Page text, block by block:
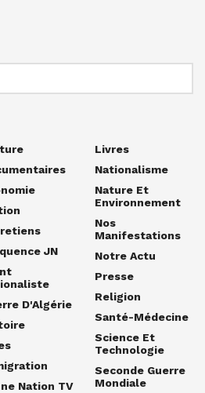
JN
D'Algérie
Nation TV
Livres
Nationalisme
Nature Et
Environnement
Nos
Manifestations
Notre Actu
Presse
Religion
Santé-Médecine
Science Et
Technologie
Seconde Guerre
Mondiale